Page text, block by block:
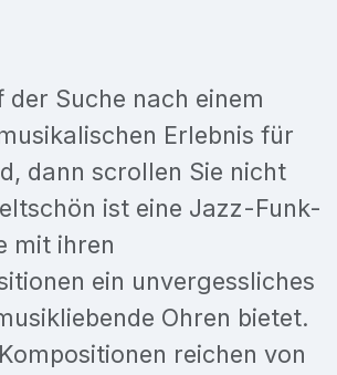
der Suche nach einem
Erlebnis für
dann scrollen Sie nicht
ist eine Jazz-Funk-
mit ihren
ein unvergessliches
Ohren bietet.
reichen von